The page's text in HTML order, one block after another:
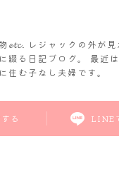
𝓮𝓽𝓬. レジャックの外が
綴る日記ブログ。 最近
住む子なし夫婦です。
る LINE